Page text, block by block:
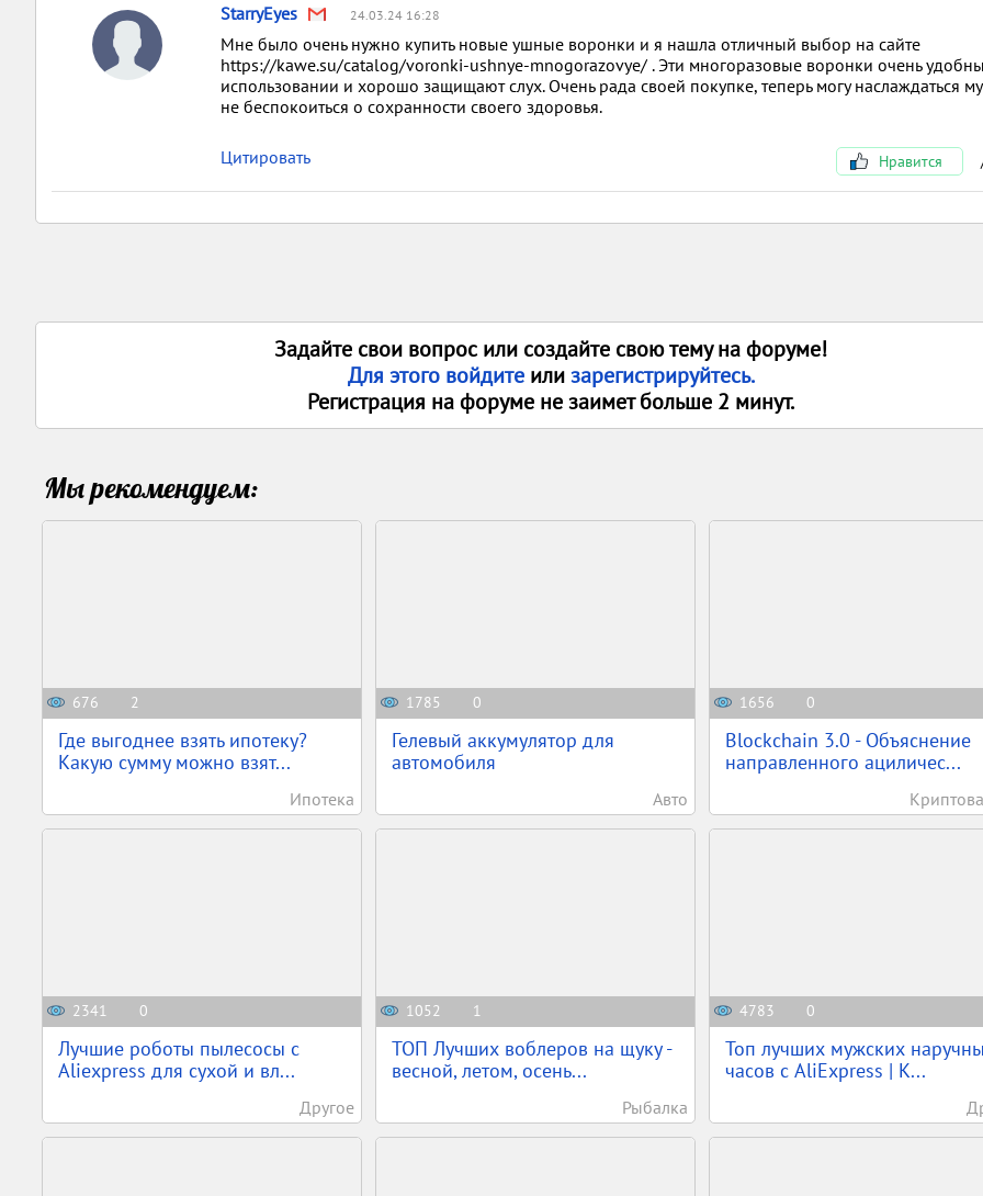
StarryEyes 24.03.24 16:28
Мне было очень нужно купить новые ушные воронки и я нашла отличный выбор на сайте
https://kawe.su/catalog/voronki-ushnye-mnogorazovye/ . Эти многоразовые воронки очень
использовании и хорошо защищают слух. Очень рада своей покупке, теперь могу наслаждаться
не беспокоиться о сохранности своего здоровья.
Цитировать Нравится
Задайте свои вопрос или создайте свою тему на форуме!
Для этого войдите илизарегистрируйтесь.
Регистрация на форуме не заимет больше 2 минут.
Мы рекомендуем:
676 2
Где выгоднее взять ипотеку?
Какую сумму можно взят...
Ипотека
1785 0
Гелевый аккумулятор для
автомобиля
Авто
1656 0
Blockchain 3.0 - Объяснение
направленного ациличес...
2341 0
Лучшие роботы пылесосы с
Aliexpress для сухой и вл...
Другое
1052 1
ТОП Лучших воблеров на щуку -
весной, летом, осень...
Рыбалка
4783 0
Топ лучших мужских
часов с AliExpress | К...